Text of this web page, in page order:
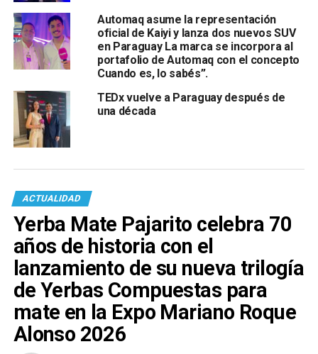
Automaq asume la representación
oficial de Kaiyi y lanza dos nuevos SUV
en Paraguay La marca se incorpora al
portafolio de Automaq con el concepto
Cuando es, lo sabés”.
TEDx vuelve a Paraguay después de
una década
ACTUALIDAD
Yerba Mate Pajarito celebra 70
años de historia con el
lanzamiento de su nueva trilogía
de Yerbas Compuestas para
mate en la Expo Mariano Roque
Alonso 2026